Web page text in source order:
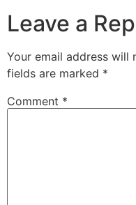
Leave a
Your email address will
fields are marked *
Comment *